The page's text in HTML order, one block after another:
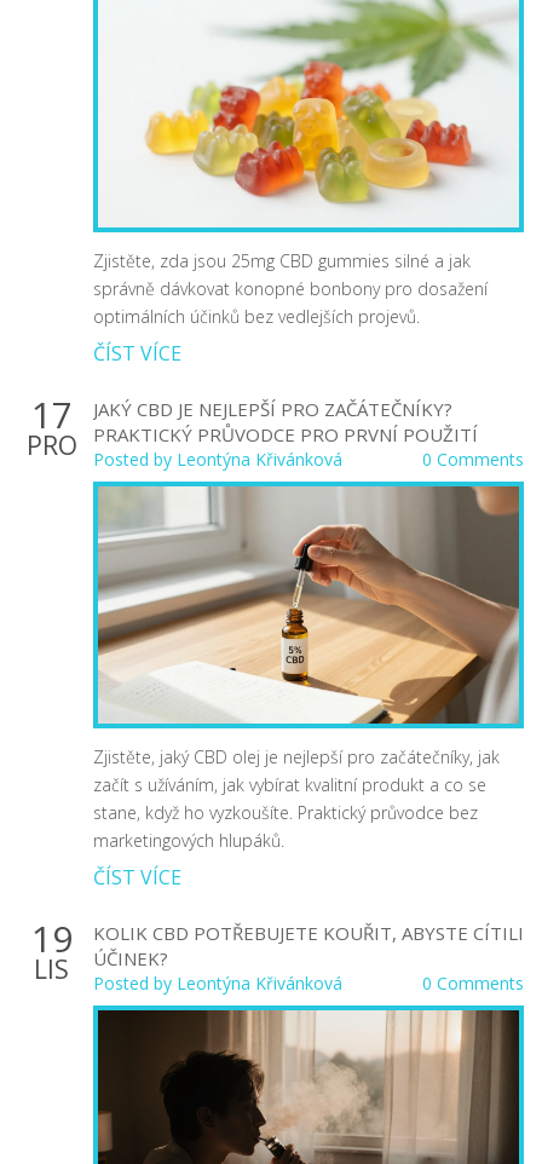
Zjistěte, zda jsou 25mg CBD gummies silné a jak
správně dávkovat konopné bonbony pro dosažení
optimálních účinků bez vedlejších projevů.
ČÍST VÍCE
17
PRO
JAKÝ CBD JE NEJLEPŠÍ PRO ZAČÁTEČNÍKY?
PRAKTICKÝ PRŮVODCE PRO PRVNÍ POUŽITÍ
Posted by Leontýna Křivánková 0 Comments
Zjistěte, jaký CBD olej je nejlepší pro začátečníky, jak
začít s užíváním, jak vybírat kvalitní produkt a co se
stane, když ho vyzkoušíte. Praktický průvodce bez
marketingových hlupáků.
ČÍST VÍCE
19
LIS
KOLIK CBD POTŘEBUJETE KOUŘIT, ABYSTE CÍTILI
ÚČINEK?
Posted by Leontýna Křivánková 0 Comments